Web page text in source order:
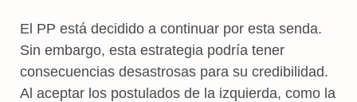
El PP está decidido a continuar por esta senda.
Sin embargo, esta estrategia podría tener
consecuencias desastrosas para su credibilidad.
Al aceptar los postulados de la izquierda, como la